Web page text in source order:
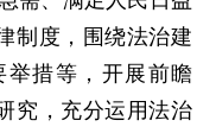
制度，围绕法治建
措等，开展前瞻
究，充分运用法治